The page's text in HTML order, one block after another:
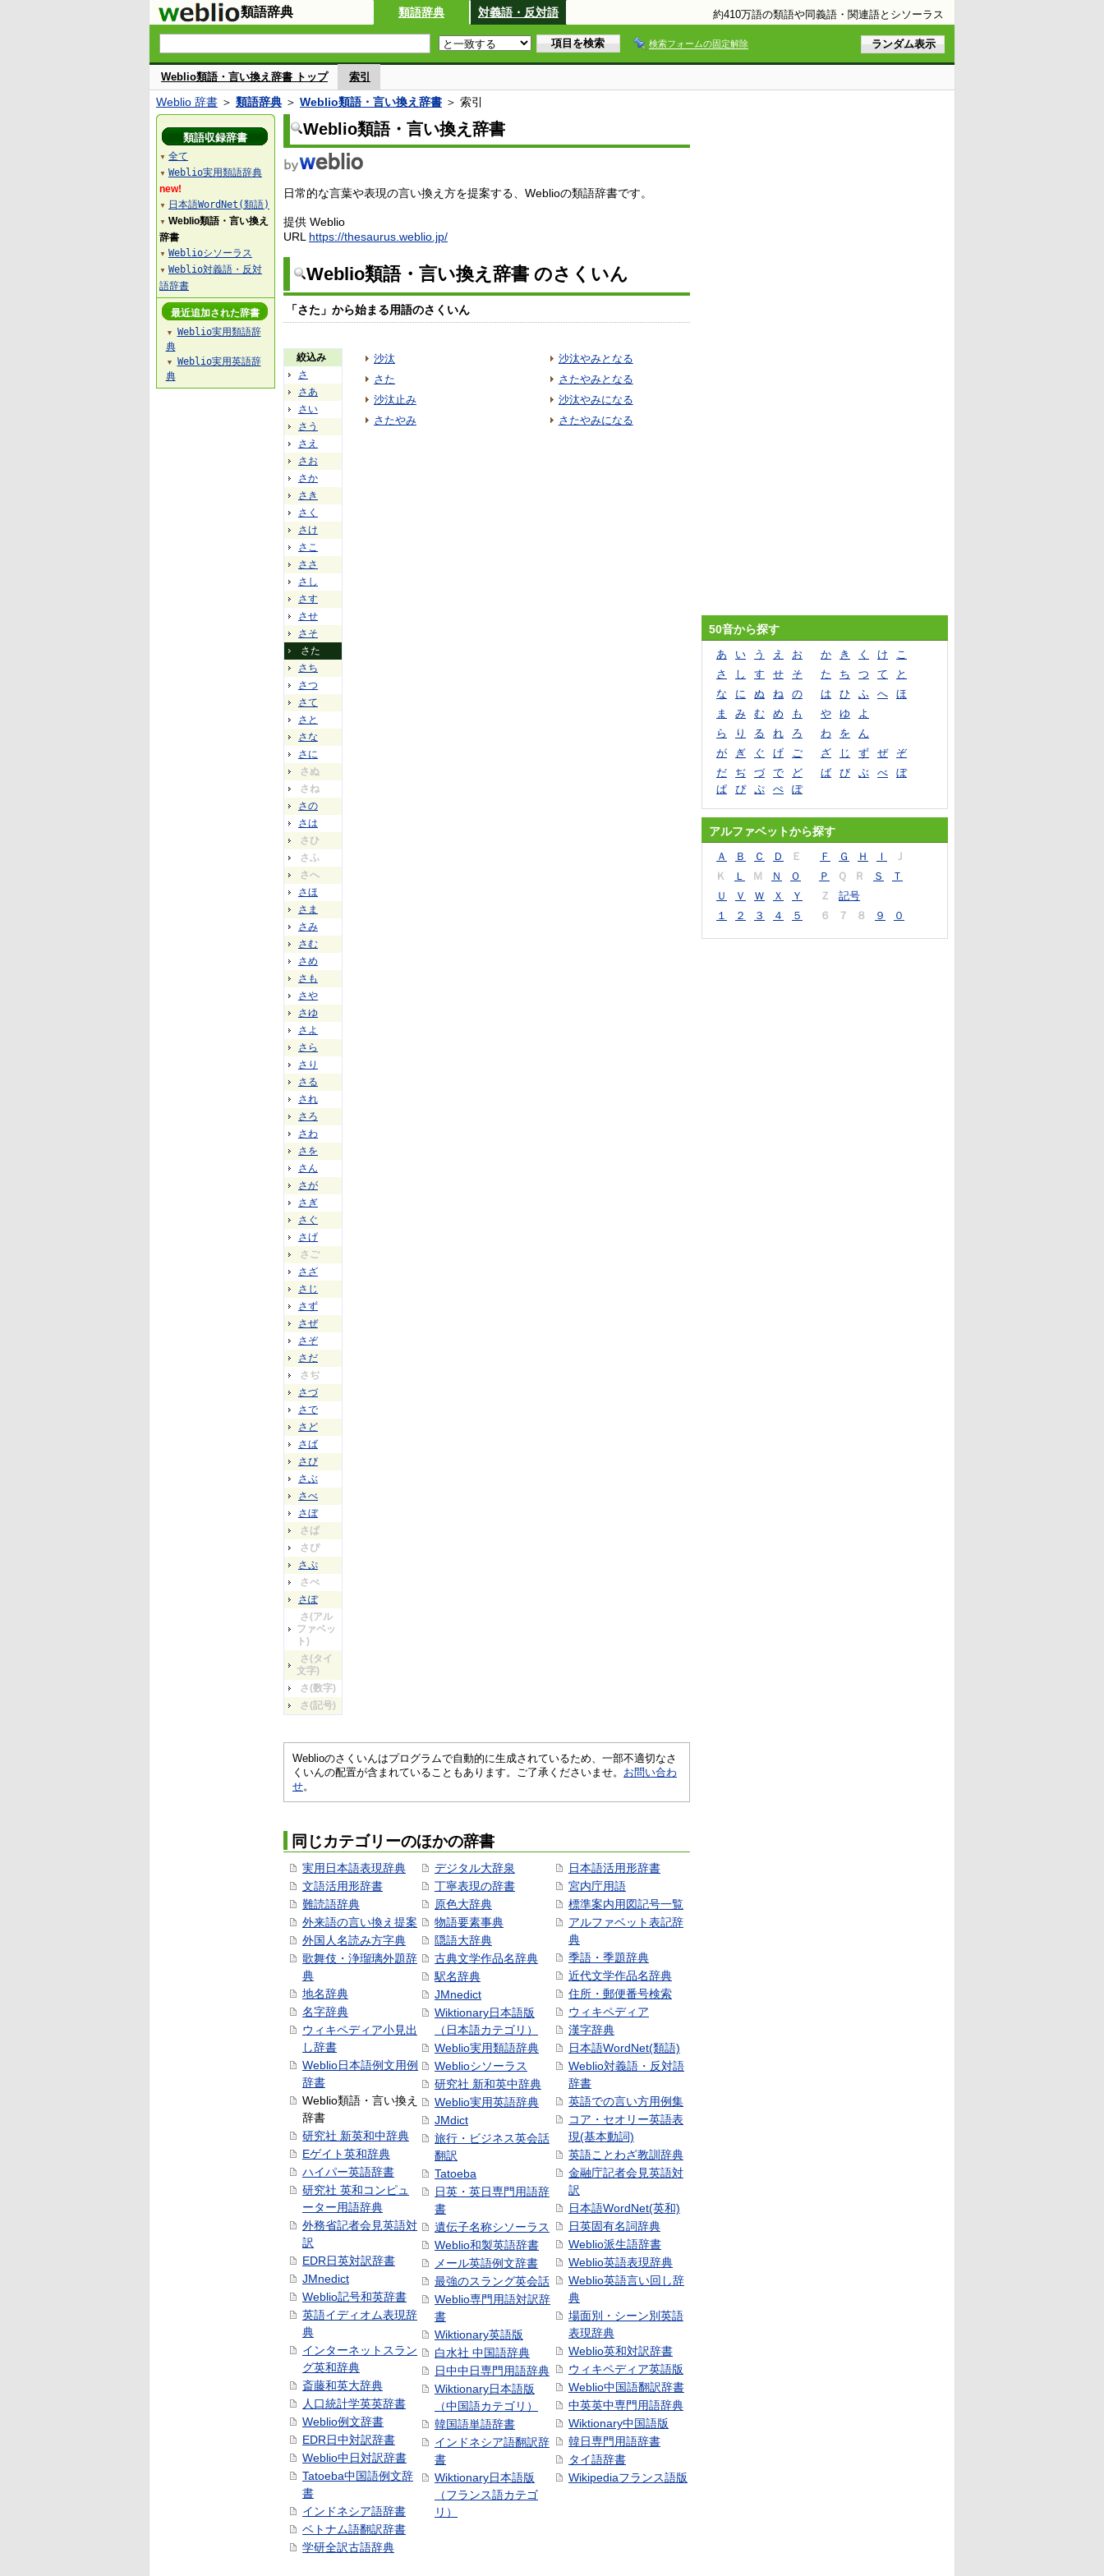
類語辞典 類語辞典 対義語・反対語 約410万語の類語や同義語・関連語とシソーラス
検索フォームの固定解除
Weblio類語・言い換え辞書 トップ 索引
Weblio 辞書 ＞ 類語辞典 ＞ Weblio類語・言い換え辞書 ＞ 索引
Weblio類語・言い換え辞書
日常的な言葉や表現の言い換え方を提案する、Weblioの類語辞書です。
提供 Weblio
URL https://thesaurus.weblio.jp/
Weblio類語・言い換え辞書 のさくいん
「さた」から始まる用語のさくいん
絞込み
さ
さあ
さい
さう
さえ
さお
さか
さき
さく
さけ
さこ
ささ
さし
さす
させ
さそ
さた
さち
さつ
さて
さと
さな
さに
さぬ
さね
さの
さは
さひ
さふ
さへ
さほ
さま
さみ
さむ
さめ
さも
さや
さゆ
さよ
さら
さり
さる
され
さろ
さわ
さを
さん
さが
さぎ
さぐ
さげ
さご
さざ
さじ
さず
さぜ
さぞ
さだ
さぢ
さづ
さで
さど
さば
さび
さぶ
さべ
さぼ
さぱ
さぴ
さぷ
さぺ
さぽ
さ(アル
ファベッ
ト)
さ(タイ
文字)
さ(数字)
さ(記号)
沙汰
さた
沙汰止み
さたやみ
沙汰やみとなる
さたやみとなる
沙汰やみになる
さたやみになる
Weblioのさくいんはプログラムで自動的に生成されているため、一部不適切なさ
くいんの配置が含まれていることもあります。ご了承くださいませ。 お問い合わ
せ。
同じカテゴリーのほかの辞書
実用日本語表現辞典
文語活用形辞書
難読語辞典
外来語の言い換え提案
外国人名読み方字典
歌舞伎・浄瑠璃外題辞
典
地名辞典
名字辞典
ウィキペディア小見出
し辞書
Weblio日本語例文用例
辞書
Weblio類語・言い換え
辞書
研究社 新英和中辞典
Eゲイト英和辞典
ハイパー英語辞書
研究社 英和コンピュ
ーター用語辞典
外務省記者会見英語対
訳
EDR日英対訳辞書
JMnedict
Weblio記号和英辞書
英語イディオム表現辞
典
インターネットスラン
グ英和辞典
斎藤和英大辞典
人口統計学英英辞書
Weblio例文辞書
EDR日中対訳辞書
Weblio中日対訳辞書
Tatoeba中国語例文辞
書
インドネシア語辞書
ベトナム語翻訳辞書
学研全訳古語辞典
デジタル大辞泉
丁寧表現の辞書
原色大辞典
物語要素事典
隠語大辞典
古典文学作品名辞典
駅名辞典
JMnedict
Wiktionary日本語版
（日本語カテゴリ）
Weblio実用類語辞典
Weblioシソーラス
研究社 新和英中辞典
Weblio実用英語辞典
JMdict
旅行・ビジネス英会話
翻訳
Tatoeba
日英・英日専門用語辞
書
遺伝子名称シソーラス
Weblio和製英語辞書
メール英語例文辞書
最強のスラング英会話
Weblio専門用語対訳辞
書
Wiktionary英語版
白水社 中国語辞典
日中中日専門用語辞典
Wiktionary日本語版
（中国語カテゴリ）
韓国語単語辞書
インドネシア語翻訳辞
書
Wiktionary日本語版
（フランス語カテゴ
リ）
日本語活用形辞書
宮内庁用語
標準案内用図記号一覧
アルファベット表記辞
典
季語・季題辞典
近代文学作品名辞典
住所・郵便番号検索
ウィキペディア
漢字辞典
日本語WordNet(類語)
Weblio対義語・反対語
辞書
英語での言い方用例集
コア・セオリー英語表
現(基本動詞)
英語ことわざ教訓辞典
金融庁記者会見英語対
訳
日本語WordNet(英和)
日英固有名詞辞典
Weblio派生語辞書
Weblio英語表現辞典
Weblio英語言い回し辞
典
場面別・シーン別英語
表現辞典
Weblio英和対訳辞書
ウィキペディア英語版
Weblio中国語翻訳辞書
中英英中専門用語辞典
Wiktionary中国語版
韓日専門用語辞書
タイ語辞書
Wikipediaフランス語版
類語収録辞書
▼ 全て
▼ Weblio実用類語辞典
new!
▼ 日本語WordNet(類語)
▼ Weblio類語・言い換え
辞書
▼ Weblioシソーラス
▼ Weblio対義語・反対
語辞書
最近追加された辞書
▼
Weblio実用類語辞
典
▼
Weblio実用英語辞
典
50音から探す
あ い う え お か き く け
こ
さ
し す せ そ た ち つ て
と
な
に ぬ ね の は ひ ふ へ
ほ
ま
み む め も や ゆ
よ
ら
り る れ ろ わ を
ん
が
ぎ ぐ げ ご ざ じ ず ぜ
ぞ
だ
ぢ づ で ど ば び ぶ べ
ぼ
ぱ
ぴ ぷ ぺ ぽ
アルファベットから探す
Ａ Ｂ Ｃ Ｄ Ｅ Ｆ Ｇ Ｈ Ｉ
Ｊ
Ｋ
Ｌ Ｍ Ｎ Ｏ Ｐ Ｑ Ｒ Ｓ
Ｔ
Ｕ
Ｖ Ｗ Ｘ Ｙ Ｚ
記号
１
２ ３ ４ ５ ６ ７ ８ ９ ０